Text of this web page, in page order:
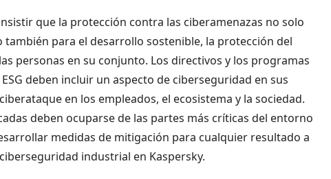
que la protección contra las ciberamenazas no solo
para el desarrollo sostenible, la protección del
personas en su conjunto. Los directivos y los programas
deben incluir un aspecto de ciberseguridad en sus
en los empleados, el ecosistema y la sociedad.
deben ocuparse de las partes más críticas del entorno
medidas de mitigación para cualquier resultado a
industrial en Kaspersky.